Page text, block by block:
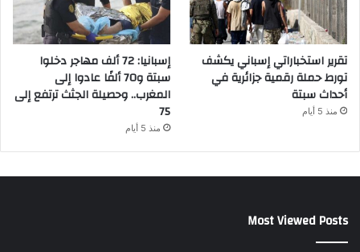
تقرير استخباراتي إسباني يكشف
تورط حملة رقمية جزائرية في
أحداث سبتة
منذ 5 أيام
إسبانيا: 72 ألف مهاجر دخلوا
سبتة و70 ألفًا عادوا إلى
المغرب.. وحصيلة الجثث ترتفع إلى
75
منذ 5 أيام
Most Viewed Posts